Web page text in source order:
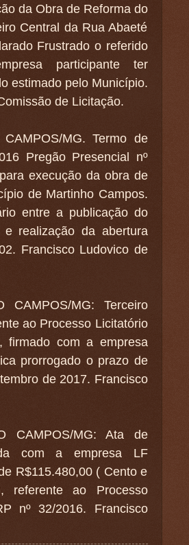
da Obra de Reforma do
Central da Rua Abaeté
Frustrado o referido
participante ter
estimado pelo Município.
de Licitação.
MG. Termo de
Pregão Presencial nº
execução da obra de
de Martinho Campos.
entre a publicação do
realização da abertura
Francisco Ludovico de
CAMPOS/MG: Terceiro
ao Processo Licitatório
firmado com a empresa
prorrogado o prazo de
de 2017. Francisco
CAMPOS/MG: Ata de
com a empresa LF
R$115.480,00 ( Cento e
referente ao Processo
nº 32/2016. Francisco